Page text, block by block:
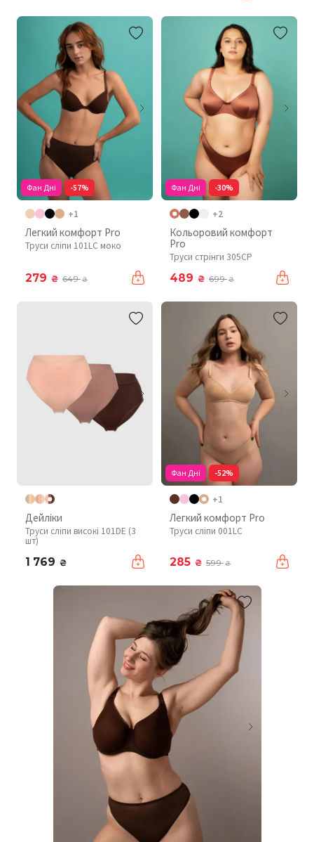
Фан Дні -57%
+1
Легкий комфорт Pro
Труси сліпи 101LC моко
279 ₴ 649₴
Фан Дні -30%
+2
Кольоровий комфорт
Pro
Труси стрінги 305CP
489 ₴ 699₴
Дейліки
Труси сліпи високі 101DE (3
шт)
1 769 ₴
Фан Дні -52%
+1
Легкий комфорт Pro
Труси сліпи 001LC
285 ₴ 599₴